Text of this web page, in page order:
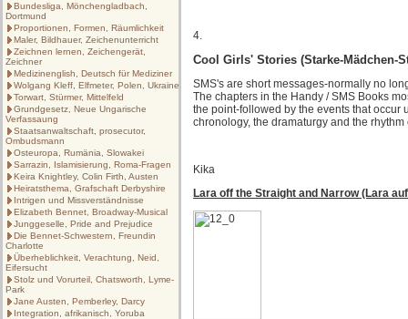
Bundesliga, Mönchengladbach,
Dortmund
Proportionen, Formen, Räumlichkeit
Maler, Bildhauer, Zeichenunterricht
Zeichnen lernen, Zeichengerät,
Zeichner
Medizinenglish, Deutsch für Mediziner
Wolgang Kleff, Elfmeter, Polen, Ukraine
Torwart, Stürmer, Mittelfeld
Grundgesetz, Neue Ungarische
Verfassaung
Staatsanwaltschaft, prosecutor,
Ombudsmann
Osteuropa, Rumänia, Slowakei
Sarrazin, Islamisierung, Roma-Fragen
Keira Knightley, Colin Firth, Austen
Heiratsthema, Grafschaft Derbyshire
Intrigen und Missverständnisse
Elizabeth Bennet, Broadway-Musical
Junggeselle, Pride and Prejudice
Die Bennet-Schwestern, Freundin
Charlotte
Überheblichkeit, Verachtung, Neid,
Eifersucht
Stolz und Vorurteil, Chatsworth, Lyme-
Park
Jane Austen, Pemberley, Darcy
Integration, afrikanisch, Yoruba
4.
Cool Girls' Stories (Starke-Mädchen-
SMS's are short messages-normally no
The chapters in the Handy / SMS Books
the point-followed by the events that occur
chronology, the dramaturgy and the
Kika
Lara off the Straight and Narrow (Lara